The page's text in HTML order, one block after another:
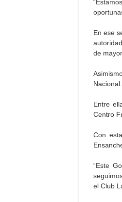
En ese
de
Nacional.
Entre
Centro
Con
“Este
el Club